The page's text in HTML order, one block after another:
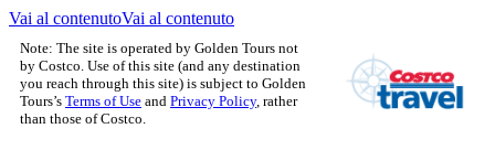
Vai al contenutoVai al contenuto
Note: The site is operated by Golden Tours not
by Costco. Use of this site (and any destination
you reach through this site) is subject to Golden
Tours’s Terms of Use and Privacy Policy, rather
than those of Costco.